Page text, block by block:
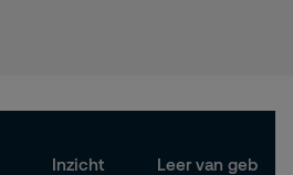
Inzicht Leer van